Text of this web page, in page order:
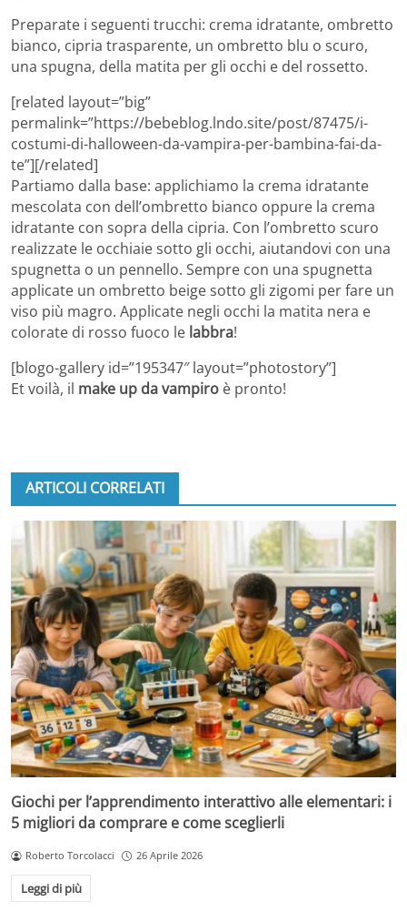
Preparate i seguenti trucchi: crema idratante, ombretto
bianco, cipria trasparente, un ombretto blu o scuro,
una spugna, della matita per gli occhi e del rossetto.
[related layout=”big”
permalink=”https://bebeblog.lndo.site/post/87475/i-
costumi-di-halloween-da-vampira-per-bambina-fai-da-
te”][/related]
Partiamo dalla base: applichiamo la crema idratante
mescolata con dell’ombretto bianco oppure la crema
idratante con sopra della cipria. Con l’ombretto scuro
realizzate le occhiaie sotto gli occhi, aiutandovi con una
spugnetta o un pennello. Sempre con una spugnetta
applicate un ombretto beige sotto gli zigomi per fare un
viso più magro. Applicate negli occhi la matita nera e
colorate di rosso fuoco le labbra!
[blogo-gallery id=”195347″ layout=”photostory”]
Et voilà, il make up da vampiro è pronto!
ARTICOLI CORRELATI
Giochi per l’apprendimento interattivo alle elementari: i
5 migliori da comprare e come sceglierli
Roberto Torcolacci 26 Aprile 2026
Leggi di più